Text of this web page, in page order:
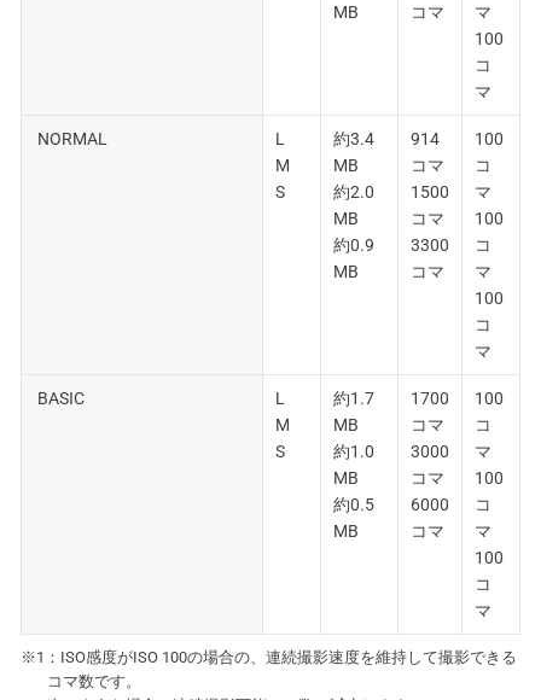
MB
コマ
マ
100
コ
マ
NORMAL
L
M
S
約3.4
MB
約2.0
MB
約0.9
MB
914
コマ
1500
コマ
3300
コマ
100
コ
マ
100
コ
マ
100
コ
マ
BASIC
L
M
S
約1.7
MB
約1.0
MB
約0.5
MB
1700
コマ
3000
コマ
6000
コマ
100
コ
マ
100
コ
マ
100
コ
マ
※1：ISO感度がISO 100の場合の、連続撮影速度を維持して撮影できる
コマ数です。